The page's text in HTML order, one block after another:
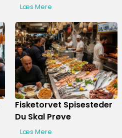
Læs Mere
Fisketorvet Spisesteder
Du Skal Prøve
Læs Mere